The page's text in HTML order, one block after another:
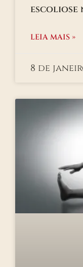
escoliose
LEIA MAIS »
8 de